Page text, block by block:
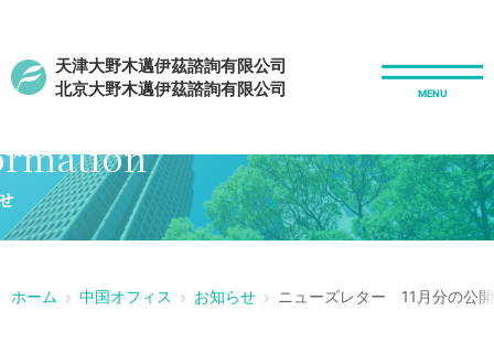
天津大野木邁伊茲諮詢有限公司
北京大野木邁伊茲諮詢有限公司
ホーム 中国オフィス お知らせ ニューズレター 11月分の公開